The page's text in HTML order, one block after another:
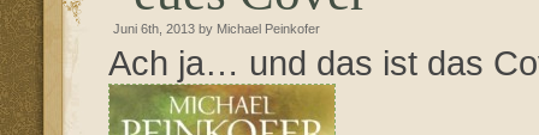
Juni 6th, 2013 by Michael Peinkofer
Ach ja… und das ist das